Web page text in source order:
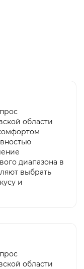
области
диапазона в
выбрать
и
области